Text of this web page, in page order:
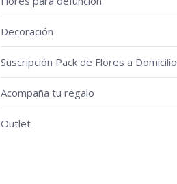
Decoración
Suscripción Pack de Flores a Domicilio
Acompaña tu regalo
Outlet